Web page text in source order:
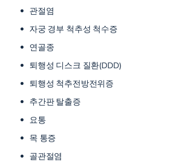
관절염
자궁 경부 척추성 척수증
연골종
퇴행성 디스크 질환(DDD)
퇴행성 척추전방전위증
추간판 탈출증
요통
목 통증
골관절염